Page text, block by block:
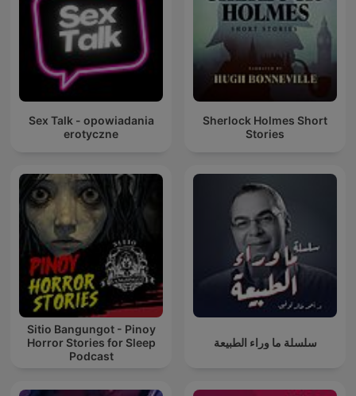
Sex Talk - opowiadania
erotyczne
Sherlock Holmes Short
Stories
Sitio Bangungot - Pinoy
Horror Stories for Sleep
Podcast
سلسلة ما وراء الطبيعة